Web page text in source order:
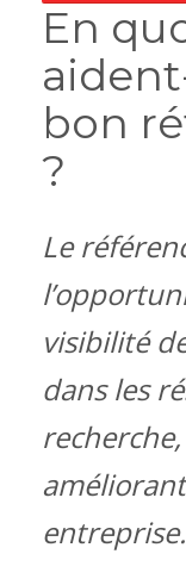
En
bon
?
Le
visibilité
dans les
entreprise.